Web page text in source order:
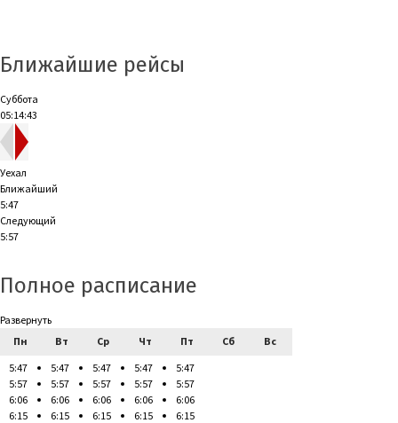
Ближайшие рейсы
Суббота
05:14:43
Уехал
Ближайший
5:47
Следующий
5:57
Полное расписание
Развернуть
Пн
Вт Ср Чт Пт Сб
Вс
5:47
5:57
6:06
6:15
5:47
5:57
6:06
6:15
5:47
5:57
6:06
6:15
5:47
5:57
6:06
6:15
5:47
5:57
6:06
6:15